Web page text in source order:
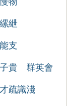
紲
支
貴 群英會
才疏識淺